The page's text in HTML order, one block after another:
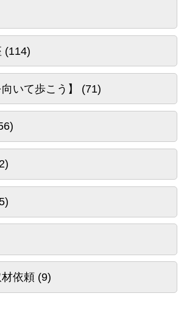
(114)
いて歩こう】 (71)
依頼(9)